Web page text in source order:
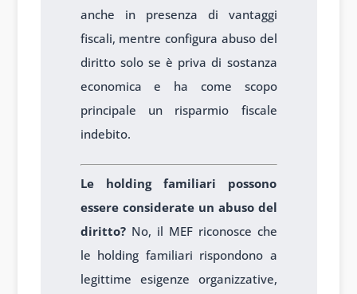
anche in presenza di vantaggi
fiscali, mentre configura abuso del
diritto solo se è priva di sostanza
economica e ha come scopo
principale un risparmio fiscale
indebito.
Le holding familiari possono
essere considerate un abuso del
diritto?No, il MEF riconosce che
le holding familiari rispondono a
legittime esigenze organizzative,